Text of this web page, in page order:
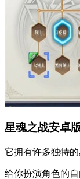
星魂之战安卓
它拥有许多独特
给你扮演角色的